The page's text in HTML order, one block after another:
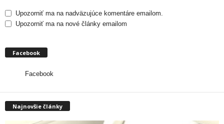
Upozorniť ma na nadväzujúce komentáre emailom.
Upozorniť ma na nové články emailom
Facebook
Facebook
Najnovšie články